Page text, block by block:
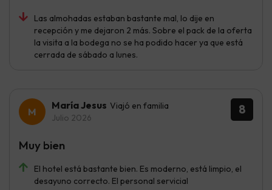
Las almohadas estaban bastante mal, lo dije en
recepción y me dejaron 2 más. Sobre el pack de la oferta
la visita a la bodega no se ha podido hacer ya que está
cerrada de sábado a lunes.
8
María Jesus Viajó en familia
Julio 2026
El hotel está bastante bien. Es moderno, está limpio, el
desayuno correcto. El personal servicial
Muy bien